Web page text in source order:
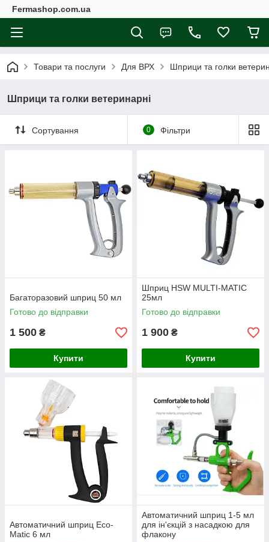
Fermashop.com.ua
Товари та послуги Для ВРХ Шприци та голки
Шприци та голки ветеринарні
Сортування 0 Фільтри
Багаторазовий шприц 50 мл
Готово до відправки
1 500 ₴
Купити
Шприц HSW MULTI-MATIC
25мл
Готово до відправки
1 900 ₴
Купити
Автоматичний шприц Eco-
Matic 6 мл
Автоматичний шприц 1-5 мл
для ін'єкцій з насадкою для
флакону